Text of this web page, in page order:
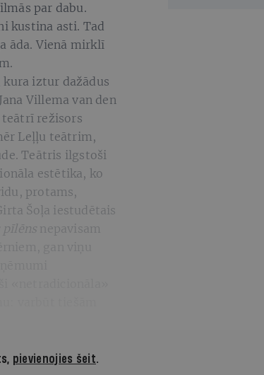
par dabu.
kustina asti. Tad
āda. Vienā mirklī
iztur dažādus
Villema van den
režisors
Leļļu teātrim,
Teātris ilgstoši
estētika, ko
protams,
Šoļa iestudētais
pīlēns nepavisam
pievienojies šeit.